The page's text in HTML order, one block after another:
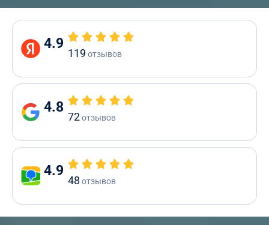
4.9
119 отзывов
4.8
72отзывов
4.9
48 отзывов